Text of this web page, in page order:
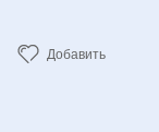
Добавить